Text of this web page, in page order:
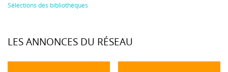
Sélections des bibliothèques
LES ANNONCES DU RÉSEAU